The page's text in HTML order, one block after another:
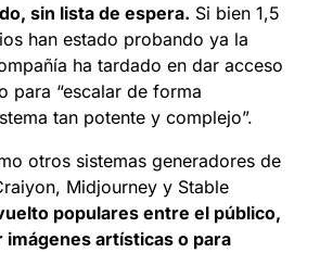
sin lista de espera. Si bien 1,5
han estado probando ya la
ha tardado en dar acceso
para “escalar de forma
tan potente y complejo”.
otros sistemas generadores de
Midjourney y Stable
populares entre el público,
imágenes artísticas o para